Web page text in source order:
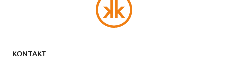
KONTAKT